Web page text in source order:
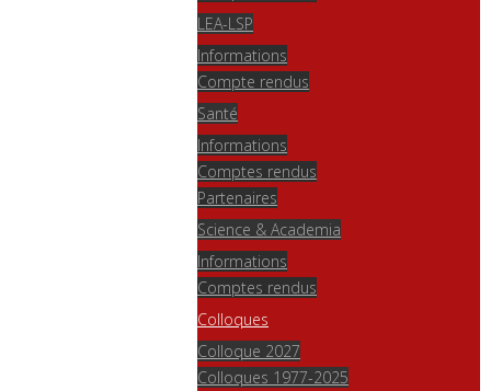
LEA-LSP
Informations
Compte rendus
Santé
Informations
Comptes rendus
Partenaires
Science & Academia
Informations
Comptes rendus
Colloques
Colloque 2027
Colloques 1977-2025